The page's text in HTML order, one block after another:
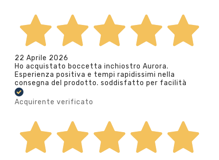
22 Aprile 2026
Ho acquistato boccetta inchiostro Aurora.
Esperienza positiva e tempi rapidissimi nella
consegna del prodotto. soddisfatto per facilità
Acquirente verificato